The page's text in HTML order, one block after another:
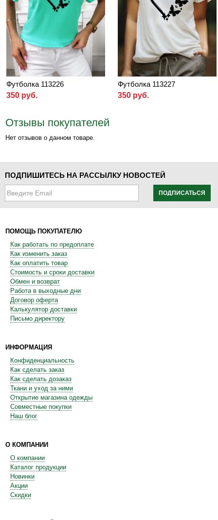
Футболка 113226
350 руб.
Футболка 113227
350 руб.
Отзывы покупателей
Нет отзывов о данном товаре.
ПОДПИШИТЕСЬ НА РАССЫЛКУ НОВОСТЕЙ
ПОДПИСАТЬСЯ
ПОМОЩЬ ПОКУПАТЕЛЮ
Как работать по предоплате
Как изменить заказ
Как оплатить товар
Стоимость и сроки доставки
Обмен и возврат
Работа в выходные дни
Договор оферта
Калькулятор доставки
Письмо директору
ИНФОРМАЦИЯ
Конфиденциальность
Как сделать заказ
Как сделать дозаказ
Ткани и уход за ними
Открытие магазина одежды
Совместные покупки
Наш блог
О КОМПАНИИ
О компании
Каталог продукции
Новинки
Акции
Скидки